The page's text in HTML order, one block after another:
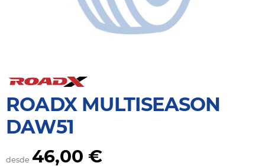
ROADX MULTISEASON
DAW51
desde 46,00 €